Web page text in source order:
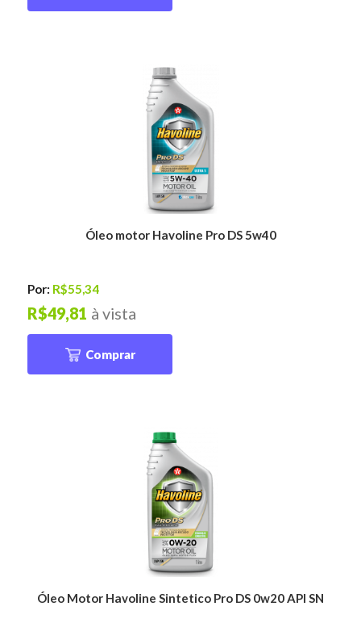
Óleo motor Havoline Pro DS 5w40
Por: R$55,34
à vista
R$49,81
Comprar
Óleo Motor Havoline Sintetico Pro DS 0w20 API SN